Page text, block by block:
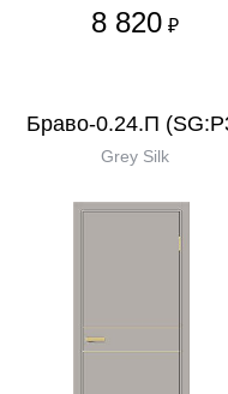
8 820 ₽
Браво-0.24.П
Grey Silk